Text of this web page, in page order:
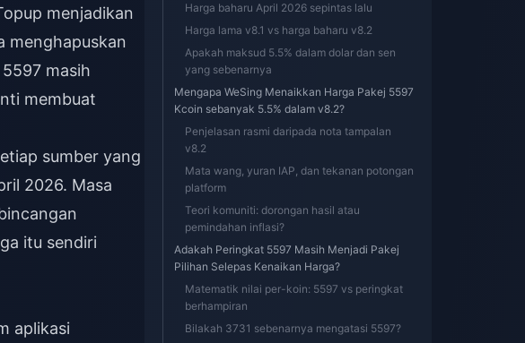
menjadikan
menghapuskan
masih
membuat
sumber yang
2026. Masa
itu sendiri
aplikasi
Harga baharu April 2026 sepintas lalu
Harga lama v8.1 vs harga baharu v8.2
Apakah maksud 5.5% dalam dolar dan sen
yang sebenarnya
Mengapa WeSing Menaikkan Harga Pakej 5597
Kcoin sebanyak 5.5% dalam v8.2?
Penjelasan rasmi daripada nota tampalan
v8.2
Mata wang, yuran IAP, dan tekanan potongan
platform
Teori komuniti: dorongan hasil atau
pemindahan inflasi?
Adakah Peringkat 5597 Masih Menjadi Pakej
Pilihan Selepas Kenaikan Harga?
Matematik nilai per-koin: 5597 vs peringkat
berhampiran
Bilakah 3731 sebenarnya mengatasi 5597?